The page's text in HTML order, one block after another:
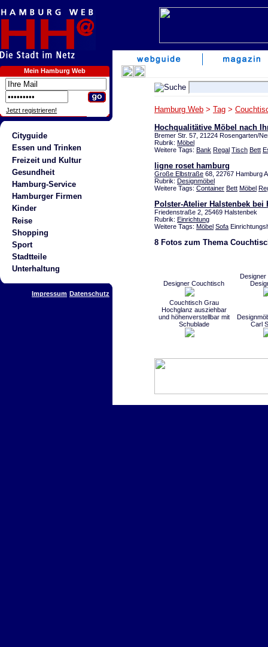
Mein Hamburg Web
Jetzt registrieren!
Cityguide
Essen und Trinken
Freizeit und Kultur
Gesundheit
Hamburg-Service
Hamburger Firmen
Kinder
Reise
Shopping
Sport
Stadtteile
Unterhaltung
Impressum Datenschutz
Hamburg Web > Tag >
Hochqualitätive Möbel nach
Bremer Str. 57, 21224 Rosengarten/
Rubrik: Möbel
Weitere Tags: Bank Regal Tisch Bett
ligne roset hamburg
Große Elbstraße 68, 22767 Hamburg
Rubrik: Designmöbel
Weitere Tags: Container Bett Möbel
Polster-Atelier Halstenbek bei
Friedenstraße 2, 25469 Halstenbek
Rubrik: Einrichtung
Weitere Tags: Möbel Sofa
8 Fotos zum Thema
Designer Couchtisch
Designer
Couchtisch Grau
Hochglanz ausziehbar
und höhenverstellbar mit
Schublade
Carl